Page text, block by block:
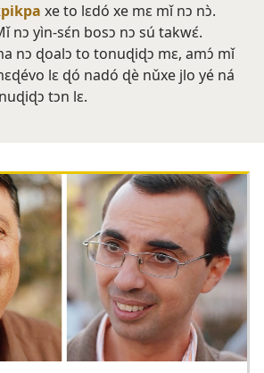
xe to lɛdó xe mɛ mǐ nɔ nɔ̀.
nɔ yìn-sɛ́n bosɔ nɔ sú takwɛ́.
nɔ ɖoalɔ to tonuɖiɖɔ mɛ, amɔ́ mǐ
lɛ ɖó nadó ɖè nǔxe jlo yé ná
tɔn lɛ.